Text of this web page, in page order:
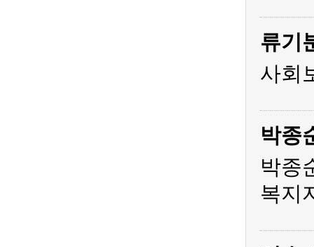
류기
사회
박종
박종
복지